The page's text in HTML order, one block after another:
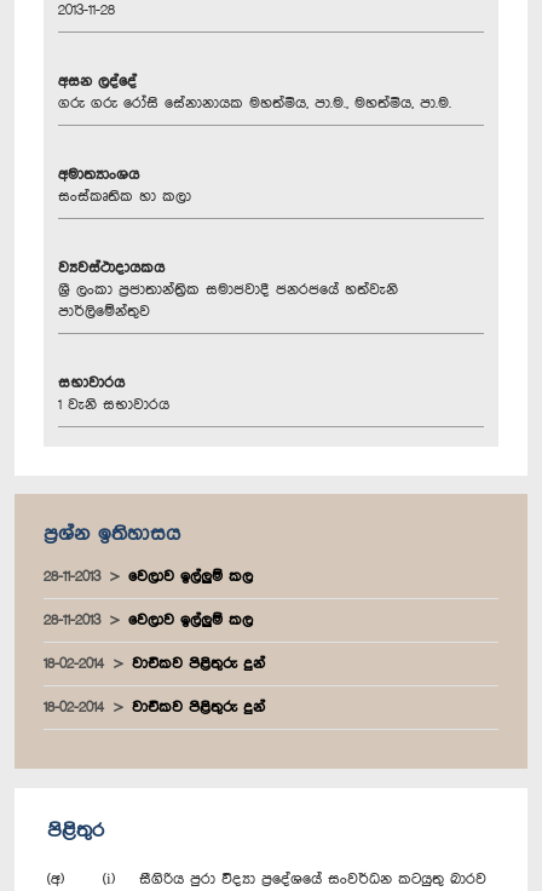
2013-11-28
අසන ලද්දේ
ගරු ගරු රෝසි සේනානායක මහත්මිය, පා.ම., මහත්මිය, පා.ම.
අමාත්‍යාංශය
සංස්කෘතික හා කලා
ව්‍යවස්ථාදායකය
ශ්‍රී ලංකා ප්‍රජාතාන්ත්‍රික සමාජවාදී ජනරජයේ හත්වැනි
පාර්ලිමේන්තුව
සභාවාරය
1 වැනි සභාවාරය
ප්‍රශ්න ඉතිහාසය
28-11-2013 වෙලාව ඉල්ලුම් කල
28-11-2013 වෙලාව ඉල්ලුම් කල
18-02-2014 වාචිකව පිළිතුරු දුන්
18-02-2014 වාචිකව පිළිතුරු දුන්
පිළිතුර
(අ) (i) සීගිරිය පුරා විද්‍යා ප්‍රදේශයේ සංවර්ධන කටයුතු බාරව